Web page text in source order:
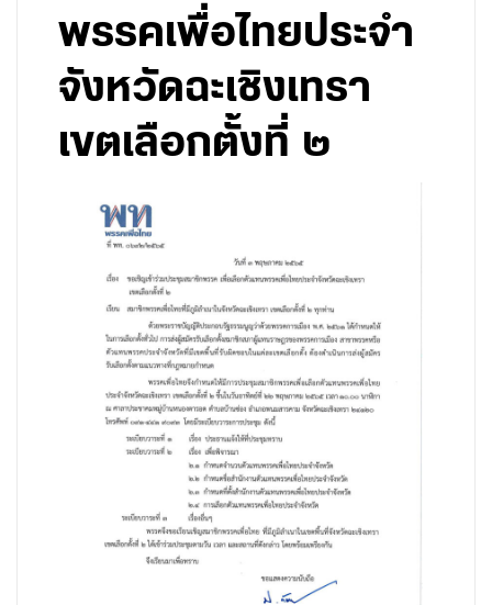
พรรคเพื่อไทยประจำ
จังหวัดฉะเชิงเทรา
เขตเลือกตั้งที่ ๒